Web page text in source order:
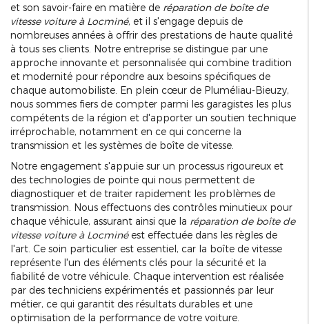
et son savoir-faire en matière de réparation de boîte de
vitesse voiture à Locminé, et il s'engage depuis de
nombreuses années à offrir des prestations de haute qualité
à tous ses clients. Notre entreprise se distingue par une
approche innovante et personnalisée qui combine tradition
et modernité pour répondre aux besoins spécifiques de
chaque automobiliste. En plein cœur de Pluméliau-Bieuzy,
nous sommes fiers de compter parmi les garagistes les plus
compétents de la région et d'apporter un soutien technique
irréprochable, notamment en ce qui concerne la
transmission et les systèmes de boîte de vitesse.
Notre engagement s'appuie sur un processus rigoureux et
des technologies de pointe qui nous permettent de
diagnostiquer et de traiter rapidement les problèmes de
transmission. Nous effectuons des contrôles minutieux pour
chaque véhicule, assurant ainsi que la réparation de boîte de
vitesse voiture à Locminéest effectuée dans les règles de
l'art. Ce soin particulier est essentiel, car la boîte de vitesse
représente l'un des éléments clés pour la sécurité et la
fiabilité de votre véhicule. Chaque intervention est réalisée
par des techniciens expérimentés et passionnés par leur
métier, ce qui garantit des résultats durables et une
optimisation de la performance de votre voiture.